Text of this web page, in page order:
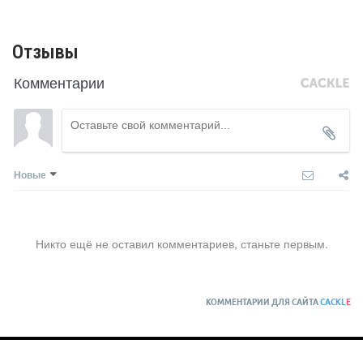
Отзывы
Комментарии
Новые
Никто ещё не оставил комментариев, станьте первым.
КОММЕНТАРИИ ДЛЯ САЙТАCACKL E